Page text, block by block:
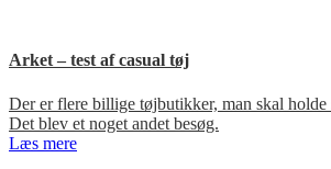
Arket – test af casual tøj
Der er flere billige tøjbutikker, man skal
Det blev et noget andet besøg.
Læs mere